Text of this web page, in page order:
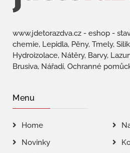
www.jdetorazdva.cz - eshop -
chemie, Lepidla, Pěny, Tmely,
Hydroizolace, Nátěry, Barvy,
Brusiva, Nářadí, Ochranné
Menu
Home
Novinky